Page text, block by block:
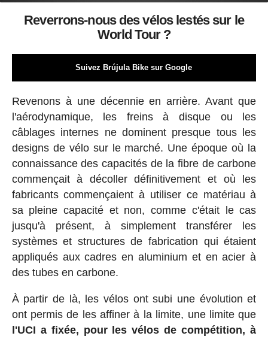
Reverrons-nous des vélos lestés sur le
World Tour ?
Suivez Brújula Bike sur Google
Revenons à une décennie en arrière. Avant que
l'aérodynamique, les freins à disque ou les
câblages internes ne dominent presque tous les
designs de vélo sur le marché. Une époque où la
connaissance des capacités de la fibre de carbone
commençait à décoller définitivement et où les
fabricants commençaient à utiliser ce matériau à
sa pleine capacité et non, comme c'était le cas
jusqu'à présent, à simplement transférer les
systèmes et structures de fabrication qui étaient
appliqués aux cadres en aluminium et en acier à
des tubes en carbone.
À partir de là, les vélos ont subi une évolution et
ont permis de les affiner à la limite, une limite que
l'UCI a fixée, pour les vélos de compétition, à